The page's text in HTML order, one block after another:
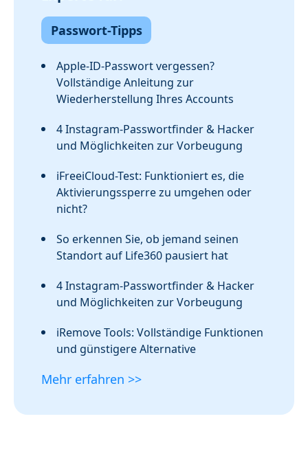
Passwort-Tipps
Apple-ID-Passwort vergessen?
Vollständige Anleitung zur
Wiederherstellung Ihres Accounts
4 Instagram-Passwortfinder & Hacker
und Möglichkeiten zur Vorbeugung
iFreeiCloud-Test: Funktioniert es, die
Aktivierungssperre zu umgehen oder
nicht?
So erkennen Sie, ob jemand seinen
Standort auf Life360 pausiert hat
4 Instagram-Passwortfinder & Hacker
und Möglichkeiten zur Vorbeugung
iRemove Tools: Vollständige Funktionen
und günstigere Alternative
Mehr erfahren >>